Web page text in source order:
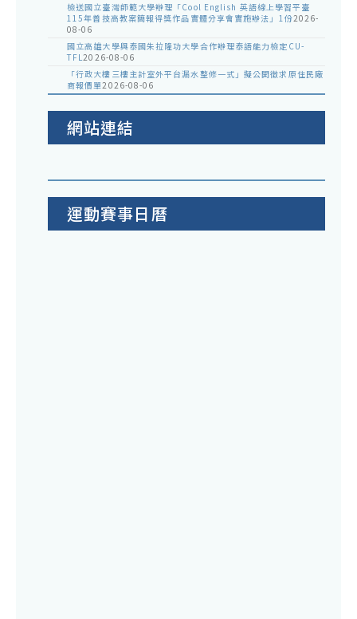
檢送國立臺灣師範大學辦理「Cool English 英語線上學習平臺
115年普技高教案簡報得獎作品實體分享會實施辦法」1份2026-
08-06
國立高雄大學與泰國朱拉隆功大學合作辦理泰語能力檢定CU-
TFL2026-08-06
「行政大樓三樓主計室外平台漏水整修一式」擬公開徵求原住民廠
商報價單2026-08-06
網站連結
運動賽事日曆